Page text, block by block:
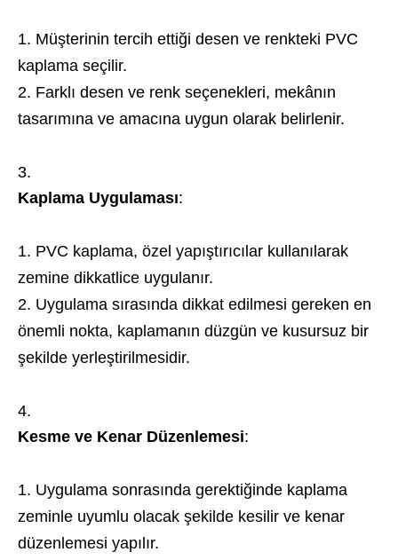
Müşterinin tercih ettiği desen ve renkteki PVC
kaplama seçilir.
Farklı desen ve renk seçenekleri, mekânın
tasarımına ve amacına uygun olarak belirlenir.
Kaplama Uygulaması:
PVC kaplama, özel yapıştırıcılar kullanılarak
zemine dikkatlice uygulanır.
Uygulama sırasında dikkat edilmesi gereken en
önemli nokta, kaplamanın düzgün ve kusursuz bir
şekilde yerleştirilmesidir.
Kesme ve Kenar Düzenlemesi:
Uygulama sonrasında gerektiğinde kaplama
zeminle uyumlu olacak şekilde kesilir ve kenar
düzenlemesi yapılır.